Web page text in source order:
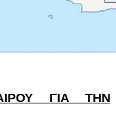
ΓΙΑ ΤΗΝ